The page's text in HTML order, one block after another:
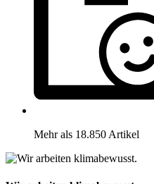
Mehr als 18.850 Artikel